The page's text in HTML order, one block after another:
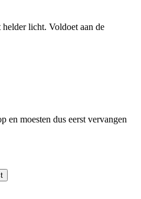
licht. Voldoet aan de
en moesten dus eerst vervangen